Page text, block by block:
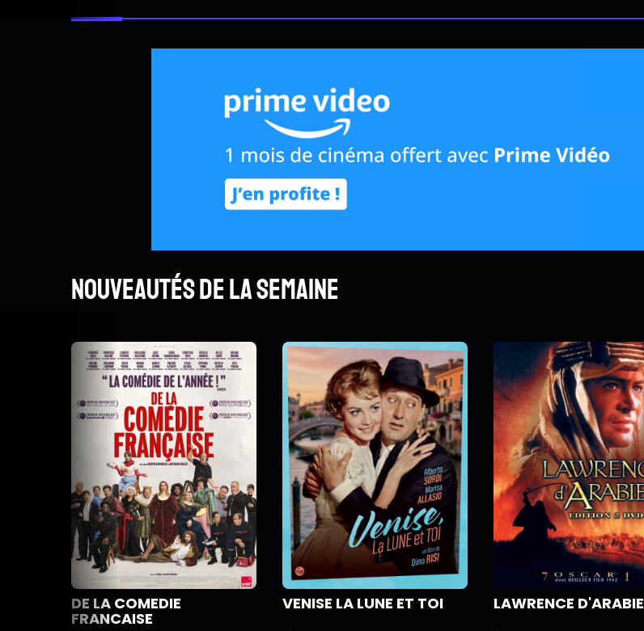
Nouveautés de la semaine
DE LA COMEDIE
FRANCAISE
VENISE LA LUNE ET TOI LAWRENCE D'ARABIE